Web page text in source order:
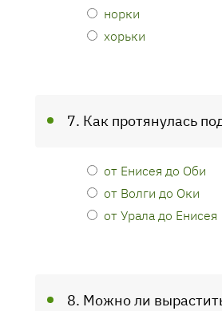
норки
хорьки
7. Как протянулась
от Енисея до Оби
от Волги до Оки
от Урала до Енисея
8. Можно ли